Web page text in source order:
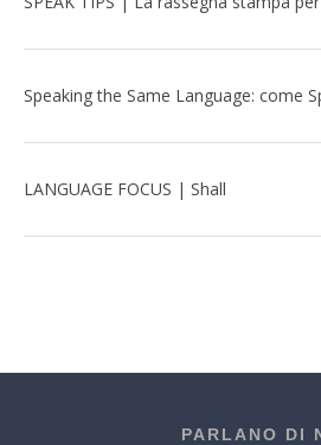
LANGUAGE FOCUS | Shall
PARLANO DI